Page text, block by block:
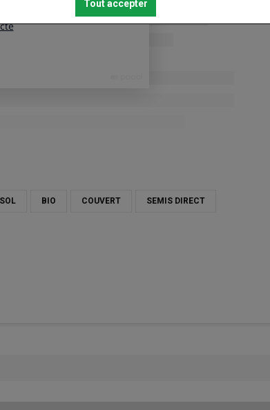
SOL BIO COUVERT SEMIS DIRECT
Tout accepter